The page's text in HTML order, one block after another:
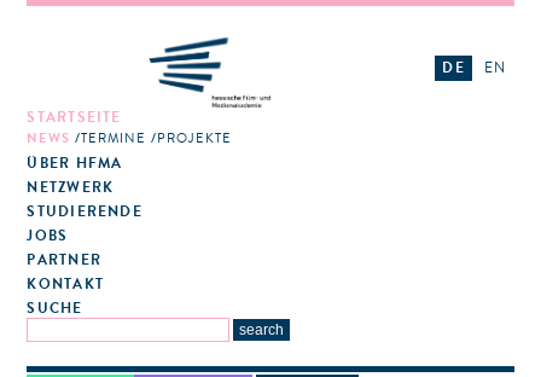
STARTSEITE
NEWS TERMINE PROJEKTE
ÜBER HFMA
NETZWERK
STUDIERENDE
JOBS
PARTNER
KONTAKT
SUCHE
DE EN